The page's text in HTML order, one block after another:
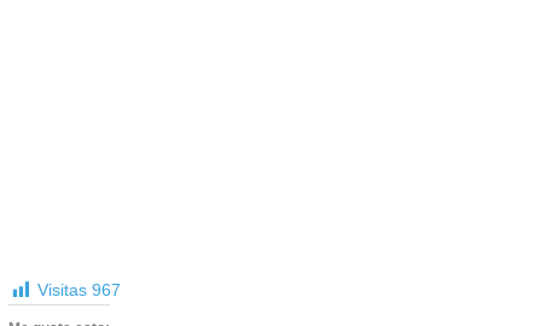
Visitas 967